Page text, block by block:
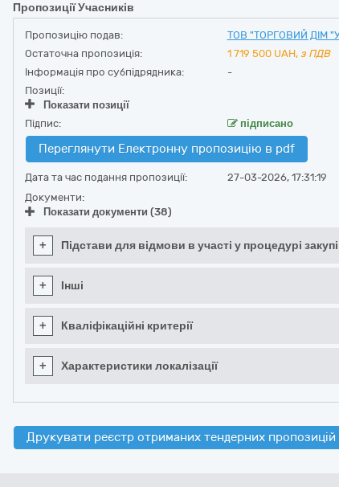
Пропозиції Учасників
Пропозицію подав: ТОВ "ТОРГОВИЙ ДІМ
Остаточна пропозиція:
1 719 500 UAH, з ПДВ
Інформація про субпідрядника:
-
Позиції:
Показати позиції
Підпис:
підписано
Переглянути Електронну пропозицію в pdf
Дата та час подання пропозиції:
27-03-2026, 17:31:19
Документи:
Показати документи (38)
+ Підстави для відмови в участі у процедурі
+ Інші
+ Кваліфікаційні критерії
+ Характеристики локалізації
Друкувати реєстр отриманих тендерних пропозицій